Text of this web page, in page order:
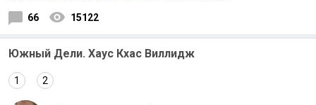
66 15122
Южный Дели. Хаус Кхас Виллидж
1 2